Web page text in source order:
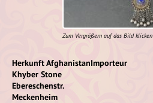
Zum Vergrößern auf das Bild klicken
Herkunft AfghanistanImporteur
Khyber Stone
Ebereschenstr.
Meckenheim